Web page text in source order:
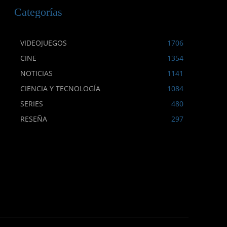
Categorías
VIDEOJUEGOS
1706
CINE
1354
NOTICIAS
1141
CIENCIA Y TECNOLOGÍA
1084
SERIES
480
RESEÑA
297